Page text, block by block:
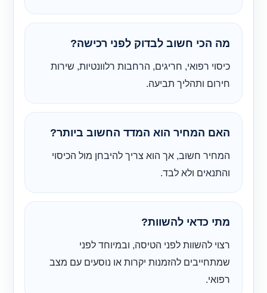
מה הכי חשוב לבדוק לפני רכישה?
כיסוי רפואי, חריגים, הרחבות רלוונטיות, שירות
חירום ותהליך תביעה.
האם המחיר הוא המדד החשוב ביותר?
המחיר חשוב, אך הוא צריך להיבחן מול הכיסוי
והתנאים ולא לבד.
מתי כדאי להשוות?
רצוי להשוות לפני הטיסה, ובמיוחד לפני
שמתחייבים להזמנות יקרות או נוסעים עם מצב
רפואי.